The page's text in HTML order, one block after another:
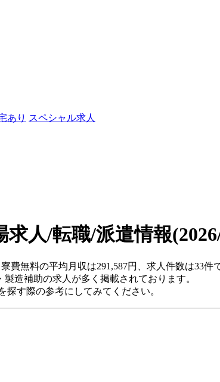
あり スペシャル求人
求人/転職/派遣情報
費無料の平均月収は291,587円、求人件数は33件
造補助の求人が多く掲載されております。
探す際の参考にしてみてください。